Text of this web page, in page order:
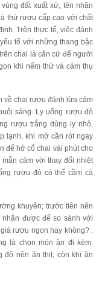
đất xuất xứ, tên nhãn
thứ rượu cấp cao với chất
Trên thực tế, việc đánh
tố với những thang bậc
chai là căn cứ để người
khi nếm thử và cảm thụ
về chai rượu đánh lừa cảm
sáng. Ly uống rượu đỏ
rượu trắng dùng ly nhỏ,
lạnh, khi mở cần rót ngay
để hở cổ chai vài phút cho
cảm với thay đổi nhiệt
rượu đỏ có thể cầm cả
khuyên; trước tiên nên
nhận được để so sánh với
rượu ngon hay không? .
là chọn món ăn đi kèm.
đỏ nên ăn thịt, còn khi ăn